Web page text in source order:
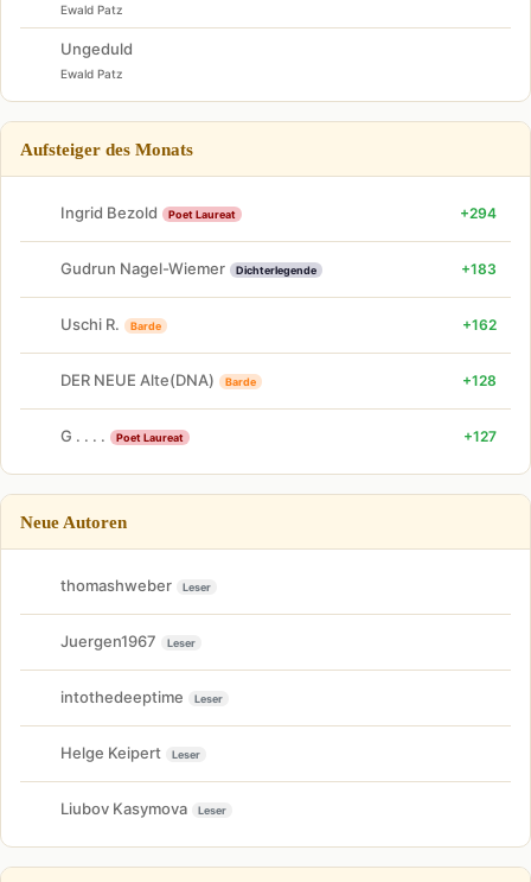
Ewald Patz
Ungeduld
Ewald Patz
Aufsteiger des Monats
Ingrid Bezold Poet Laureat +294
Gudrun Nagel-Wiemer Dichterlegende +183
Uschi R. Barde +162
DER NEUE Alte(DNA) Barde +128
G . . . . Poet Laureat +127
Neue Autoren
thomashweber Leser
Juergen1967 Leser
intothedeeptime Leser
Helge Keipert Leser
Liubov Kasymova Leser